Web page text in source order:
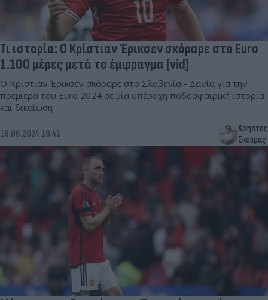
Τι ιστορία: Ο Κρίστιαν Έρικσεν σκόραρε στο Euro
1.100 μέρες μετά το έμφραγμα [vid]
Ο Κρίστιαν Έρικσεν σκόραρε στο Σλοβενία - Δανία για την
πρεμιέρα του Euro 2024 σε μία υπέροχη ποδοσφαιρική ιστορία
και δικαίωση
16.06.2024 19:41
Χρήστος
Σκούρας